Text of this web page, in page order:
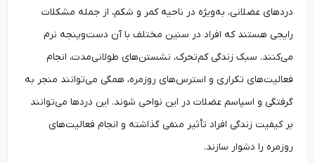
دردهای عضلانی، به‌ویژه در ناحیه کمر و شکم، از جمله مشکلات
رایجی هستند که افراد در سنین مختلف با آن دست‌وپنجه نرم
می‌کنند. سبک زندگی کم‌تحرک، نشستن‌های طولانی‌مدت، انجام
فعالیت‌های تکراری و استرس‌های روزمره، همگی می‌توانند منجر به
گرفتگی و اسپاسم عضلات در این نواحی شوند. این دردها می‌توانند
بر کیفیت زندگی افراد تأثیر منفی گذاشته و انجام فعالیت‌های
روزمره را دشوار سازند.